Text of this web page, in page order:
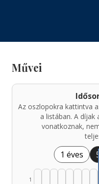
Művei
Az oszlopokra kattintva
a listában. A díjak
vonatkoznak,
1 éves
1